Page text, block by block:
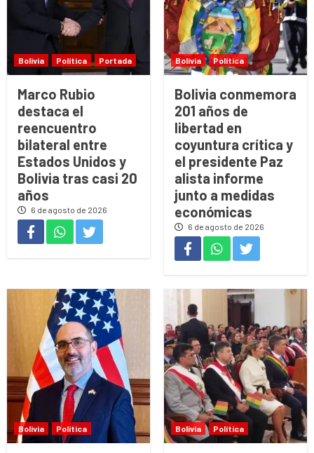
Bolivia Política Portada
Marco Rubio
destaca el
reencuentro
bilateral entre
Estados Unidos y
Bolivia tras casi 20
años
6 de agosto de 2026
Bolivia Política
Bolivia conmemora
201 años de
libertad en
coyuntura crítica y
el presidente Paz
alista informe
junto a medidas
económicas
6 de agosto de 2026
Bolivia Política Bolivia Política